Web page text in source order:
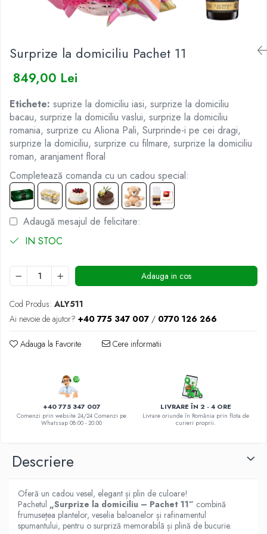
BUCHETE IRISI
BUCHETE LISIANTHUS
BUCHETE MINIROSE
BUCHETE MIXTE
BUCHETE PENTRU BĂRBAȚI
BUCHETE TRANDAFIRI
DE TRANDAFIRI ALBASTRI
DE TRANDAFIRI ALBI
DE TRANDAFIRI GALBENI
DE TRANDAFIRI MOV
DE TRANDAFIRI MULTICOLORI
DE TRANDAFIRI ROZ
COȘURI SF. VALENTIN
Surprize la domiciliu Pachet 11
849,00 Lei
Etichete: suprize la domiciliu iasi, surprize la domiciliu
bacau, surprize la domiciliu vaslui, surprize la domiciliu
romania, surprize cu Aliona Pali, Surprinde-i pe cei dragi,
surprize la domiciliu, surprize cu filmare, surprize la domiciliu
roman, aranjament floral
Completează comanda cu un cadou special:
Adaugă mesajul de felicitare:
IN STOC
Adauga in cos
Cod Produs: ALY511
Ai nevoie de ajutor? +40 775 347 007 / 0770 126 266
Adauga la Favorite Cere informatii
+40 775 347 007
Comenzi prin website 24/24 Comenzi pe
Whatssap 08:00 - 20:00
LIVRARE ÎN 2 - 4 ORE
Livrare oriunde în România prin flota de
curieri proprii.
Descriere
Oferă un cadou vesel, elegant și plin de culoare!
Pachetul „Surprize la domiciliu – Pachet 11” combină
frumusețea plantelor, veselia baloanelor și rafinamentul
spumantului, pentru o surpriză memorabilă și plină de bucurie.